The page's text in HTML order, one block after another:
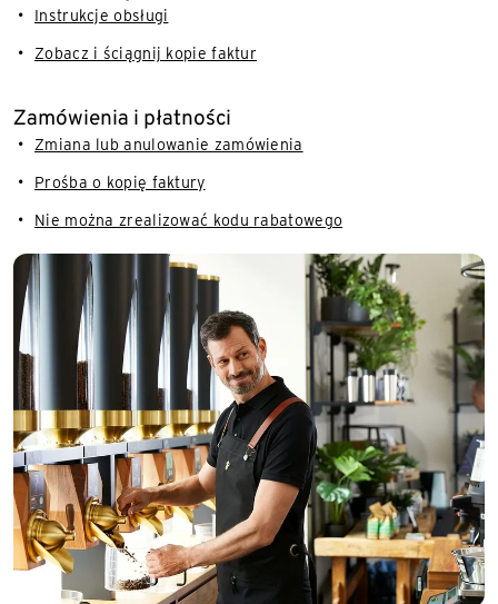
Instrukcje obsługi
Zobacz i ściągnij kopie faktur
Zamówienia i płatności
Zmiana lub anulowanie zamówienia
Prośba o kopię faktury
Nie można zrealizować kodu rabatowego